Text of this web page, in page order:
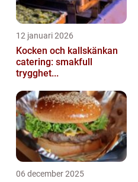
12 januari 2026
Kocken och kallskänkan
catering: smakfull
trygghet...
06 december 2025